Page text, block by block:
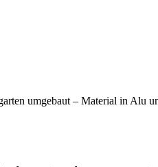
umgebaut – Material in Alu